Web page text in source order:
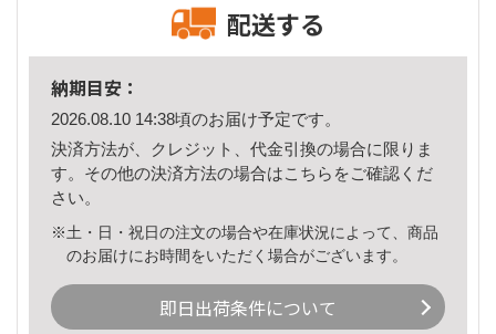
配送する
納期目安：
2026.08.10 14:38頃のお届け予定です。
決済方法が、クレジット、代金引換の場合に限りま
す。その他の決済方法の場合はこちら をご確認くだ
さい。
※土・日・祝日の注文の場合や在庫状況によって、商品
のお届けにお時間をいただく場合がございます。
即日出荷条件について